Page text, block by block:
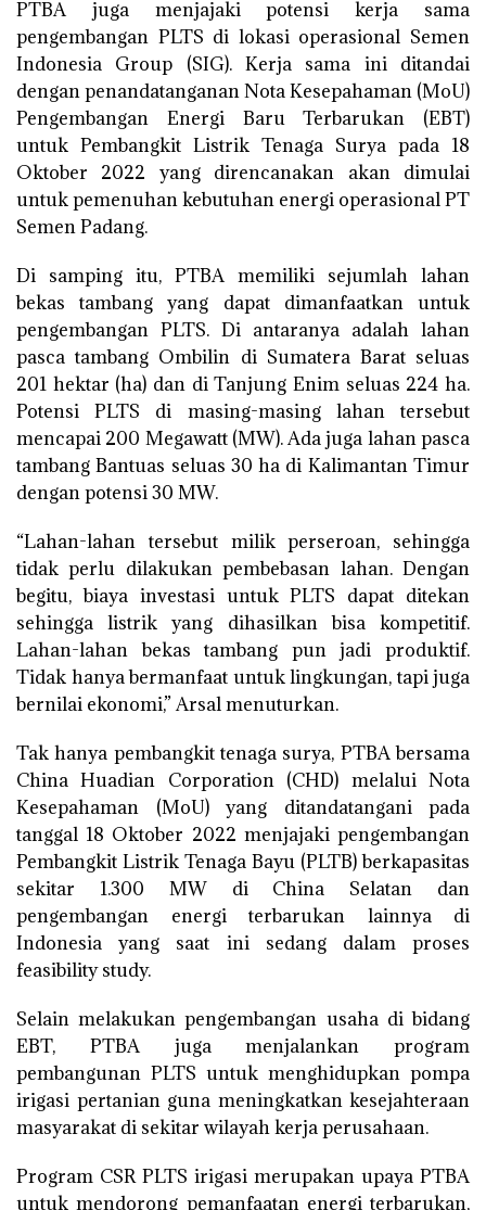
PTBA juga menjajaki potensi kerja sama
pengembangan PLTS di lokasi operasional Semen
Indonesia Group (SIG). Kerja sama ini ditandai
dengan penandatanganan Nota Kesepahaman (MoU)
Pengembangan Energi Baru Terbarukan (EBT)
untuk Pembangkit Listrik Tenaga Surya pada 18
Oktober 2022 yang direncanakan akan dimulai
untuk pemenuhan kebutuhan energi operasional PT
Semen Padang.
Di samping itu, PTBA memiliki sejumlah lahan
bekas tambang yang dapat dimanfaatkan untuk
pengembangan PLTS. Di antaranya adalah lahan
pasca tambang Ombilin di Sumatera Barat seluas
201 hektar (ha) dan di Tanjung Enim seluas 224 ha.
Potensi PLTS di masing-masing lahan tersebut
mencapai 200 Megawatt (MW). Ada juga lahan pasca
tambang Bantuas seluas 30 ha di Kalimantan Timur
dengan potensi 30 MW.
“Lahan-lahan tersebut milik perseroan, sehingga
tidak perlu dilakukan pembebasan lahan. Dengan
begitu, biaya investasi untuk PLTS dapat ditekan
sehingga listrik yang dihasilkan bisa kompetitif.
Lahan-lahan bekas tambang pun jadi produktif.
Tidak hanya bermanfaat untuk lingkungan, tapi juga
bernilai ekonomi,” Arsal menuturkan.
Tak hanya pembangkit tenaga surya, PTBA bersama
China Huadian Corporation (CHD) melalui Nota
Kesepahaman (MoU) yang ditandatangani pada
tanggal 18 Oktober 2022 menjajaki pengembangan
Pembangkit Listrik Tenaga Bayu (PLTB) berkapasitas
sekitar 1.300 MW di China Selatan dan
pengembangan energi terbarukan lainnya di
Indonesia yang saat ini sedang dalam proses
feasibility study.
Selain melakukan pengembangan usaha di bidang
EBT, PTBA juga menjalankan program
pembangunan PLTS untuk menghidupkan pompa
irigasi pertanian guna meningkatkan kesejahteraan
masyarakat di sekitar wilayah kerja perusahaan.
Program CSR PLTS irigasi merupakan upaya PTBA
untuk mendorong pemanfaatan energi terbarukan,